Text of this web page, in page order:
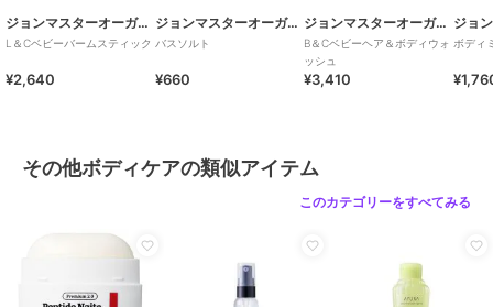
ジョンマスターオーガニック
L＆Cベビーバームスティック
¥2,640
ジョンマスターオーガニック
バスソルト
¥660
ジョンマスターオーガニック
B＆Cベビーヘア＆ボディウォ
ッシュ
¥3,410
ボディ
その他ボディケアの類似アイテム
このカテゴリーをすべてみる